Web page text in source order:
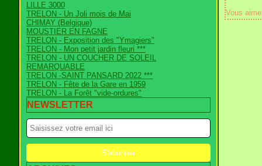
LILLE 3000
TRELON - Un Joli mois de Mai
CHIMAY (Belgique)
MOUSTIER EN FAGNE
TRELON - Exposition des "Ymagiers"
TRELON - Mon petit jardin fleuri ***
TRELON - UN COUCHER DE SOLEIL
REMARQUABLE
TRELON -SAINT PANSARD 2022 ***
TRELON - Fête de la Gare en 1959
TRELON - La Forêt "vide-ordures"
NEWSLETTER
Vous